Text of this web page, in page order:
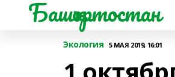
Башҡортостан
Экология 5 МАЯ 2019, 16:01